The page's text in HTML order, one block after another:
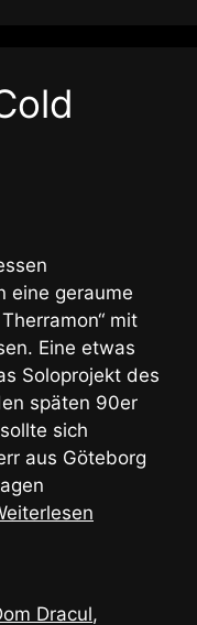
eine geraume
mit
Eine etwas
Soloprojekt des
späten 90er
sich
aus Göteborg
Dracul,